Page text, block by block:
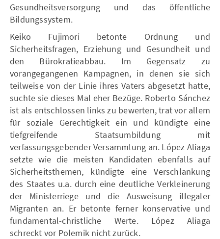
Gesundheitsversorgung und das öffentliche
Bildungssystem.
Keiko Fujimori betonte Ordnung und
Sicherheitsfragen, Erziehung und Gesundheit und
den Bürokratieabbau. Im Gegensatz zu
vorangegangenen Kampagnen, in denen sie sich
teilweise von der Linie ihres Vaters abgesetzt hatte,
suchte sie dieses Mal eher Bezüge. Roberto Sánchez
ist als entschlossen links zu bewerten, trat vor allem
für soziale Gerechtigkeit ein und kündigte eine
tiefgreifende Staatsumbildung mit
verfassungsgebender Versammlung an. López Aliaga
setzte wie die meisten Kandidaten ebenfalls auf
Sicherheitsthemen, kündigte eine Verschlankung
des Staates u.a. durch eine deutliche Verkleinerung
der Ministerriege und die Ausweisung illegaler
Migranten an. Er betonte ferner konservative und
fundamental-christliche Werte. López Aliaga
schreckt vor Polemik nicht zurück.